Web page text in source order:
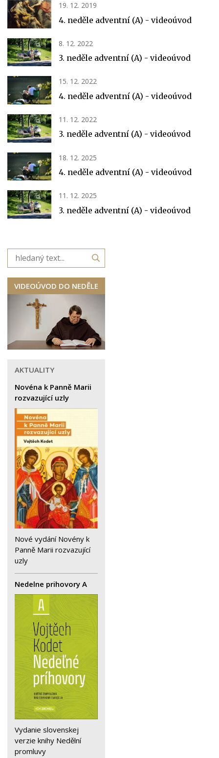
19. 12. 2019
4. neděle adventní (A) - videoúvod
8. 12. 2022
3. neděle adventní (A) - videoúvod
15. 12. 2022
4. neděle adventní (A) - videoúvod
11. 12. 2022
3. neděle adventní (A) - videoúvod
18. 12. 2025
4. neděle adventní (A) - videoúvod
11. 12. 2025
3. neděle adventní (A) - videoúvod
VIDEOÚVOD DO NEDĚLE
AKTUALITY
Novéna k Panně Marii
rozvazující uzly
Nové vydání Novény k
Panně Marii rozvazující
uzly
Nedelne prihovory A
Vydanie slovenskej
verzie knihy Nedělní
promluvy